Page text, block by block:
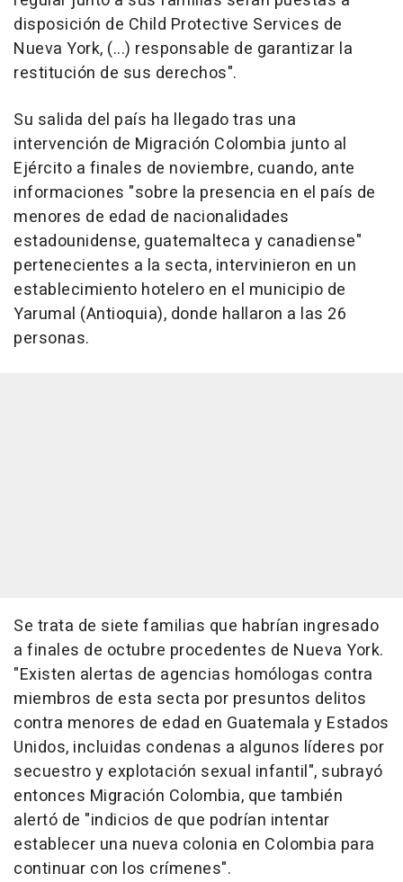
disposición de Child Protective Services de
Nueva York, (...) responsable de garantizar la
restitución de sus derechos".
Su salida del país ha llegado tras una
intervención de Migración Colombia junto al
Ejército a finales de noviembre, cuando, ante
informaciones "sobre la presencia en el país de
menores de edad de nacionalidades
estadounidense, guatemalteca y canadiense"
pertenecientes a la secta, intervinieron en un
establecimiento hotelero en el municipio de
Yarumal (Antioquia), donde hallaron a las 26
personas.
Se trata de siete familias que habrían ingresado
a finales de octubre procedentes de Nueva York.
"Existen alertas de agencias homólogas contra
miembros de esta secta por presuntos delitos
contra menores de edad en Guatemala y Estados
Unidos, incluidas condenas a algunos líderes por
secuestro y explotación sexual infantil", subrayó
entonces Migración Colombia, que también
alertó de "indicios de que podrían intentar
establecer una nueva colonia en Colombia para
continuar con los crímenes".